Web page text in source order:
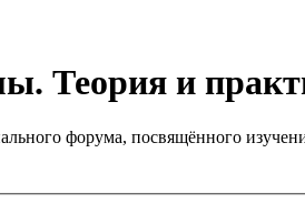
Теория и
форума, посвящённого